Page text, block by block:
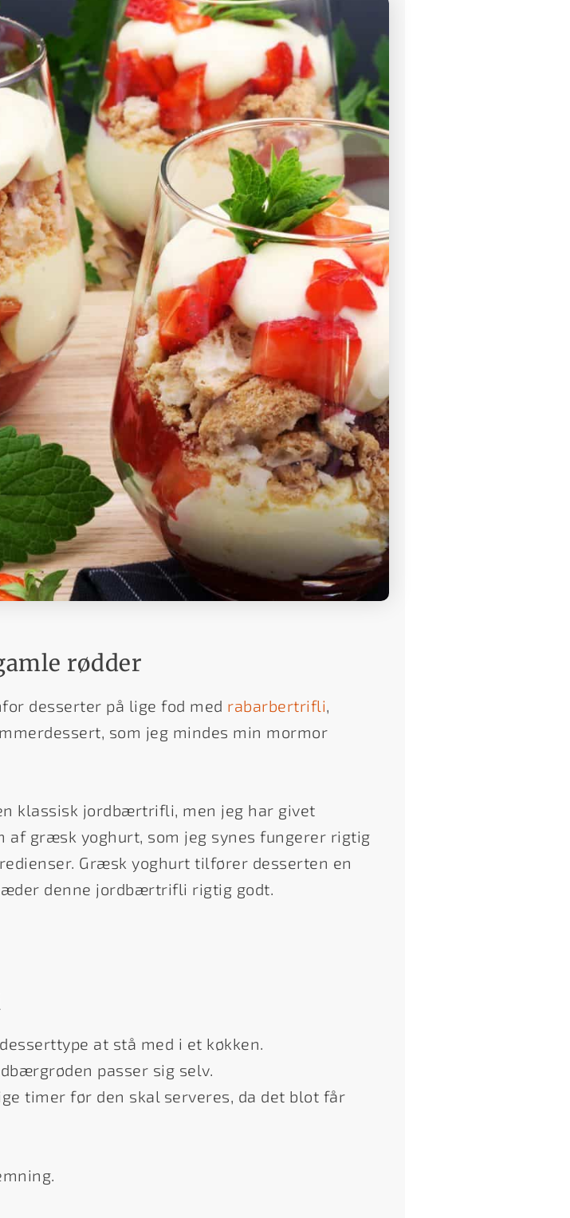
rødder
desserter på lige fod med rabarbertrifli
som jeg mindes min mormor
klassisk jordbærtrifli, men jeg har givet
græsk yoghurt, som jeg synes fungerer rigtig
Græsk yoghurt tilfører desserten en
denne jordbærtrifli rigtig godt.
at stå med i et køkken.
passer sig selv.
timer før den skal serveres, da det blot får